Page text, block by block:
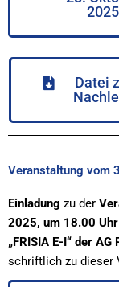
2025
Datei
Veranstaltung vom
Einladung zu der
2025, um 18.00 Uhr
„FRISIA E-I“ der
schriftlich zu dieser